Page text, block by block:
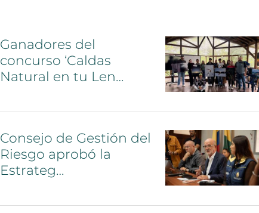
Ganadores del
concurso ‘Caldas
Natural en tu Len…
Consejo de Gestión del
Riesgo aprobó la
Estrateg…